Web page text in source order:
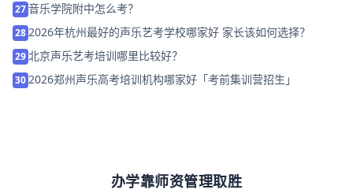
27音乐学院附中怎么考？
282026年杭州最好的声乐艺考学校哪家好 家长该如何选择？
29北京声乐艺考培训哪里比较好？
302026郑州声乐高考培训机构哪家好「考前集训营招生」
办学靠师资管理取胜